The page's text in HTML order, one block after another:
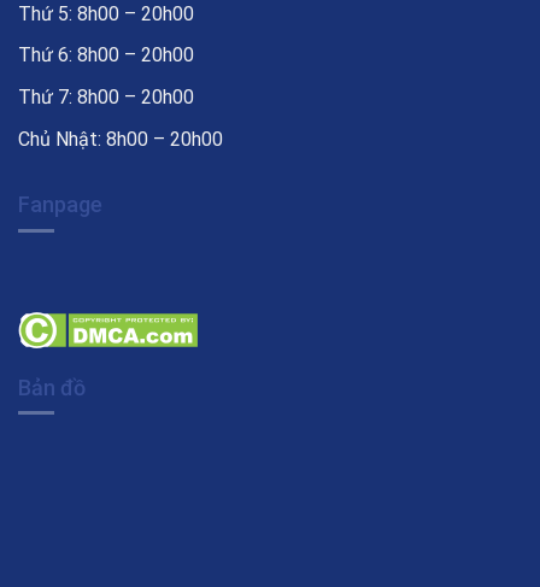
Thứ 5: 8h00 – 20h00
Thứ 6: 8h00 – 20h00
Thứ 7: 8h00 – 20h00
Chủ Nhật: 8h00 – 20h00
Fanpage
Bản đồ